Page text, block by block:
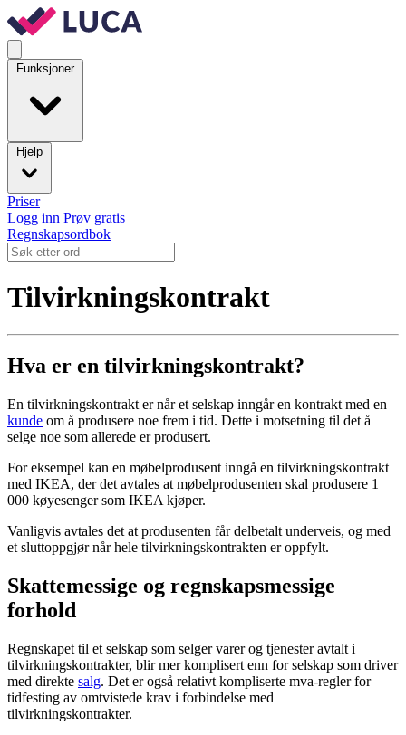
Funksjoner
Hjelp
Priser
Logg inn Prøv gratis
Regnskapsordbok
Tilvirkningskontrakt
Hva er en tilvirkningskontrakt?
En tilvirkningskontrakt er når et selskap inngår en kontrakt med en
kunde om å produsere noe frem i tid. Dette i motsetning til det å
selge noe som allerede er produsert.
For eksempel kan en møbelprodusent inngå en tilvirkningskontrakt
med IKEA, der det avtales at møbelprodusenten skal produsere 1
000 køyesenger som IKEA kjøper.
Vanligvis avtales det at produsenten får delbetalt underveis, og med
et sluttoppgjør når hele tilvirkningskontrakten er oppfylt.
Skattemessige og regnskapsmessige
forhold
Regnskapet til et selskap som selger varer og tjenester avtalt i
tilvirkningskontrakter, blir mer komplisert enn for selskap som driver
med direkte salg. Det er også relativt kompliserte mva-regler for
tidfesting av omtvistede krav i forbindelse med
tilvirkningskontrakter.